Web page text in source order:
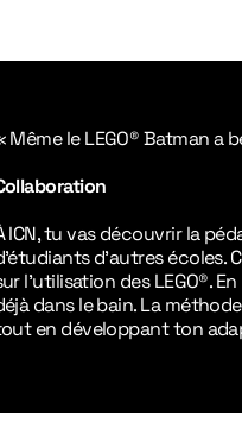
Même le LEGO® Batman a
ICN, tu vas découvrir la
d’autres écoles.
l’utilisation des LEGO®.
dans le bain. La
en développant ton